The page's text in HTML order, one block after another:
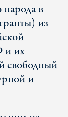
народа в
из
и их
свободный
и